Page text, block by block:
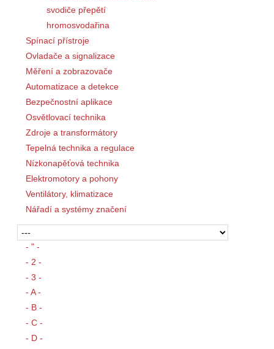
svodiče přepětí
hromosvodařina
Spínací přístroje
Ovladače a signalizace
Měření a zobrazovače
Automatizace a detekce
Bezpečnostní aplikace
Osvětlovací technika
Zdroje a transformátory
Tepelná technika a regulace
Nízkonapěťová technika
Elektromotory a pohony
Ventilátory, klimatizace
Nářadí a systémy značení
- " -
- 2 -
- 3 -
- A -
- B -
- C -
- D -